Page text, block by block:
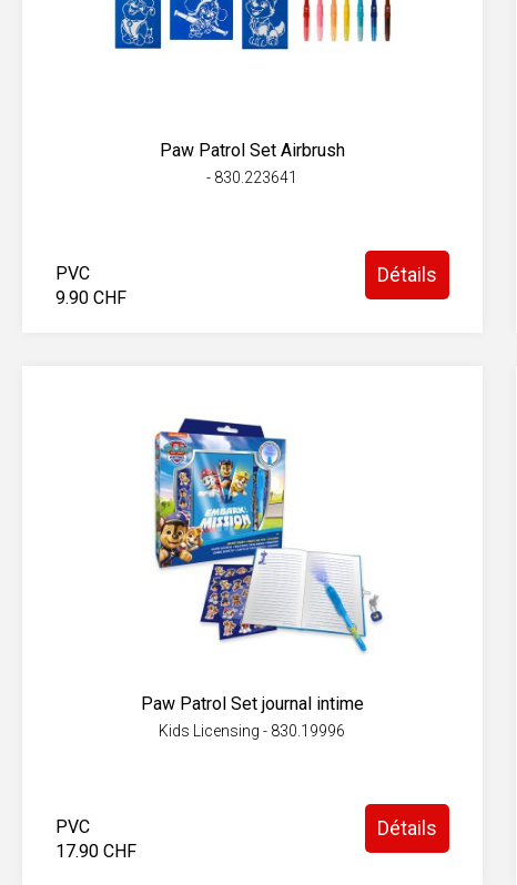
Paw Patrol Set Airbrush
- 830.223641
PVC
9.90 CHF
Détails
Paw Patrol Set journal intime
Kids Licensing - 830.19996
PVC
17.90 CHF
Détails